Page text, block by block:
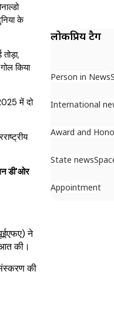
के
किया
में दो
डी'ओर
ने
की।
की
लोकप्रिय टैग
Person in News
International
Award and
State news
Appointment